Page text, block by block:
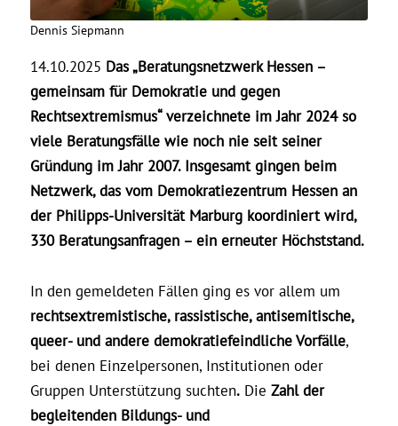
Dennis Siepmann
14.10.2025 Das „Beratungsnetzwerk Hessen –
gemeinsam für Demokratie und gegen
Rechtsextremismus“ verzeichnete im Jahr 2024 so
viele Beratungsfälle wie noch nie seit seiner
Gründung im Jahr 2007. Insgesamt gingen beim
Netzwerk, das vom Demokratiezentrum Hessen an
der Philipps-Universität Marburg koordiniert wird,
330 Beratungsanfragen – ein erneuter Höchststand.
In den gemeldeten Fällen ging es vor allem um
rechtsextremistische, rassistische, antisemitische,
queer- und andere demokratiefeindliche Vorfälle,
bei denen Einzelpersonen, Institutionen oder
Gruppen Unterstützung suchten.Die Zahl der
begleitenden Bildungs- und